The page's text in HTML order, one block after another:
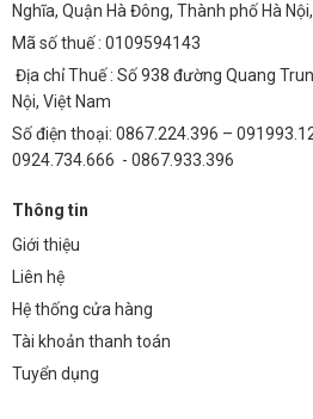
Nghĩa, Quận Hà Đông, Thành phố Hà
Mã số thuế : 0109594143
Địa chỉ Thuế : Số 938 đường Quang
Nội, Việt Nam
Số điện thoại: 0867.224.396 –
0924.734.666 - 0867.933.396
Thông tin
Giới thiệu
Liên hệ
Hệ thống cửa hàng
Tài khoản thanh toán
Tuyển dụng